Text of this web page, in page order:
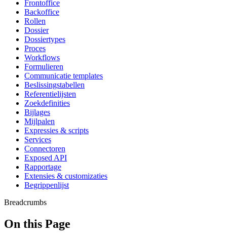
Frontoffice
Backoffice
Rollen
Dossier
Dossiertypes
Proces
Workflows
Formulieren
Communicatie templates
Beslissingstabellen
Referentielijsten
Zoekdefinities
Bijlages
Mijlpalen
Expressies & scripts
Services
Connectoren
Exposed API
Rapportage
Extensies & customizaties
Begrippenlijst
Breadcrumbs
On this Page